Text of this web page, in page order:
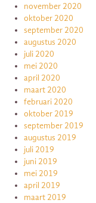
november 2020
oktober 2020
september 2020
augustus 2020
juli 2020
mei 2020
april 2020
maart 2020
februari 2020
oktober 2019
september 2019
augustus 2019
juli 2019
juni 2019
mei 2019
april 2019
maart 2019